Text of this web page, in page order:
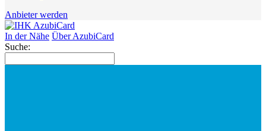
Anbieter werden
In der Nähe Über AzubiCard
Suche: